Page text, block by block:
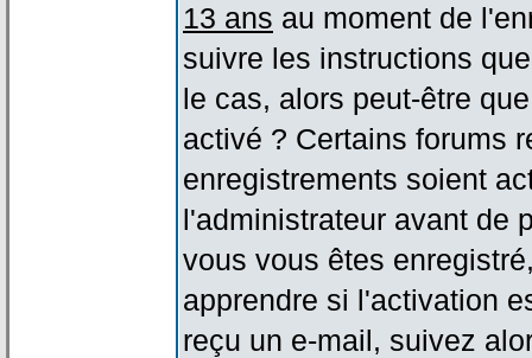
13 ans au moment de
suivre les instructions
le cas, alors peut-être
activé ? Certains forums
enregistrements soient
l'administrateur avant de
vous vous êtes
apprendre si l'activation
reçu un e-mail, suivez